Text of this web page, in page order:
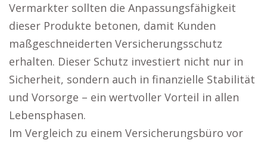
Vermarkter sollten die Anpassungsfähigkeit
dieser Produkte betonen, damit Kunden
maßgeschneiderten Versicherungsschutz
erhalten. Dieser Schutz investiert nicht nur in
Sicherheit, sondern auch in finanzielle Stabilität
und Vorsorge – ein wertvoller Vorteil in allen
Lebensphasen.
Im Vergleich zu einem Versicherungsbüro vor